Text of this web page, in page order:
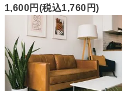
1,600円(税込1,760円)